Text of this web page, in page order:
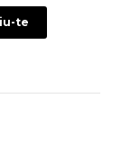
te